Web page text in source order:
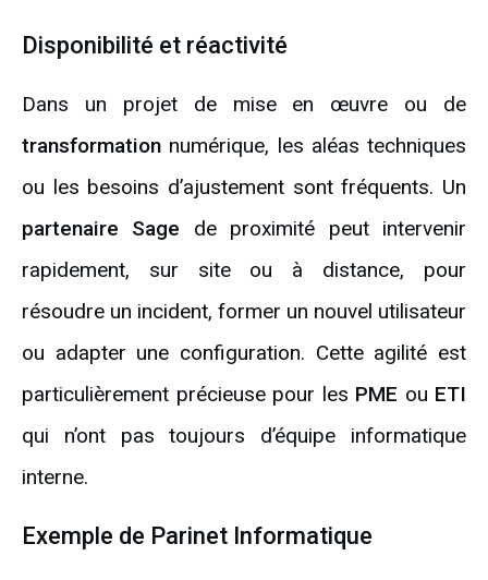
Disponibilité et réactivité
Dans un projet de mise en œuvre ou de
transformation numérique, les aléas techniques
ou les besoins d’ajustement sont fréquents. Un
partenaire Sage de proximité peut intervenir
rapidement, sur site ou à distance, pour
résoudre un incident, former un nouvel utilisateur
ou adapter une configuration. Cette agilité est
particulièrement précieuse pour les PME ou ETI
qui n’ont pas toujours d’équipe informatique
interne.
Exemple de Parinet Informatique